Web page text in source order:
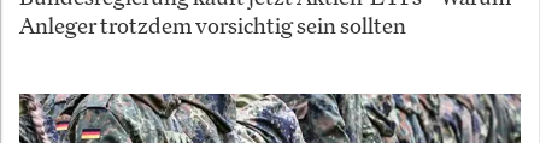
Anleger trotzdem vorsichtig sein sollten